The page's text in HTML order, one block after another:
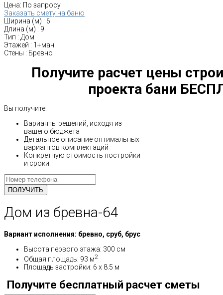
Цена: По запросу
Заказать смету на баню
Ширина (м) : 6
Длина (м) : 9
Тип : Дом
Этажей : 1+ман.
Стены : Бревно
Получите расчет цены
проекта бани
Вы получите:
Варианты решений, исходя из
вашего бюджета
Детальное описание оптимальных
вариантов комплектаций
Конкретную стоимость постройки
и сроки
Дом из бревна-64
Вариант исполнения: бревно, сруб, брус
Высота первого этажа: 300 см
Общая площадь: 93 м2
Площадь застройки: 6 x 8.5 м
Получите бесплатный расчет сметы